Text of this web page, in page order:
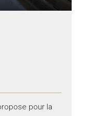
pour la